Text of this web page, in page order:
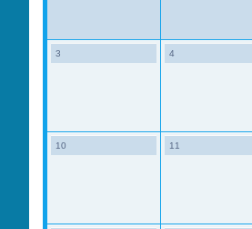
3 4
10 11